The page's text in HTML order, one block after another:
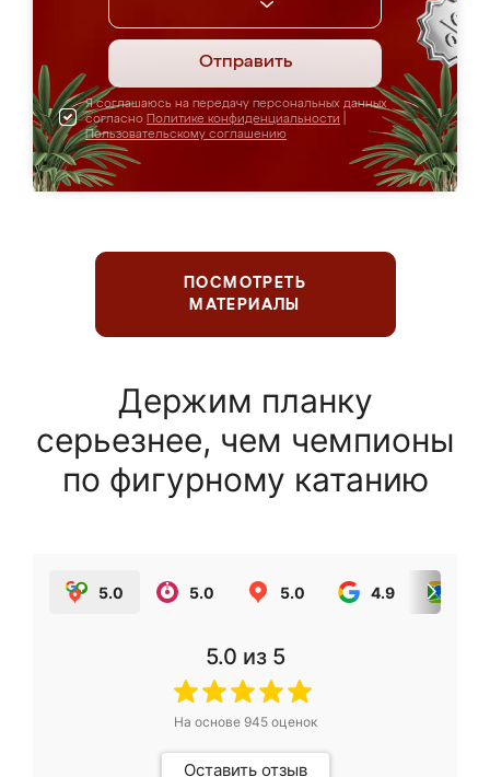
Отправить
Я соглашаюсь на передачу персональных данных
согласно Политике конфиденциальности
Пользовательскому соглашению
ПОСМОТРЕТЬ
МАТЕРИАЛЫ
Держим планку
серьезнее, чем чемпионы
по фигурному катанию
5.0 5.0 5.0 4.9
5.0 из 5
На основе 945оценок
Оставить отзыв